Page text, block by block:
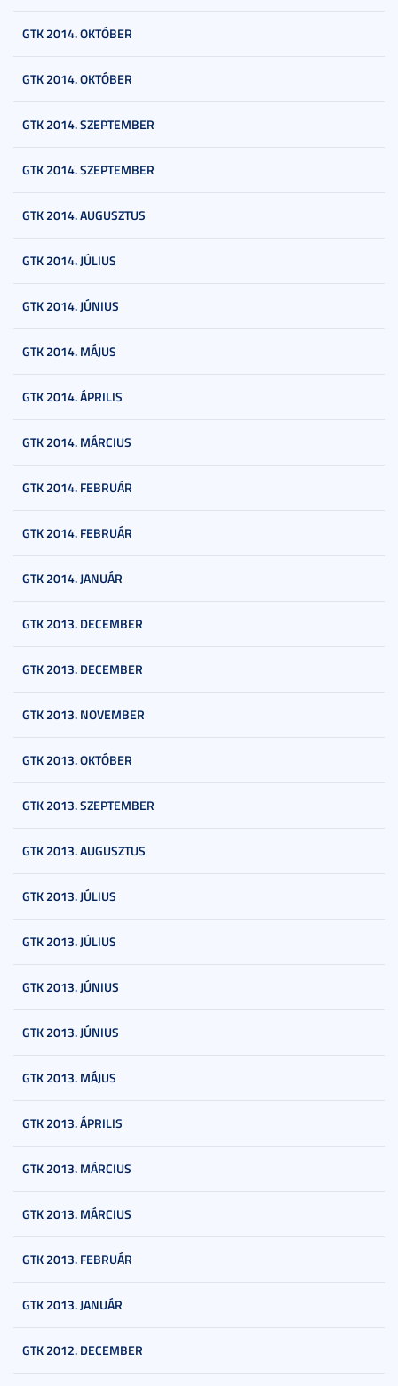
GTK 2014. OKTÓBER
GTK 2014. OKTÓBER
GTK 2014. SZEPTEMBER
GTK 2014. SZEPTEMBER
GTK 2014. AUGUSZTUS
GTK 2014. JÚLIUS
GTK 2014. JÚNIUS
GTK 2014. MÁJUS
GTK 2014. ÁPRILIS
GTK 2014. MÁRCIUS
GTK 2014. FEBRUÁR
GTK 2014. FEBRUÁR
GTK 2014. JANUÁR
GTK 2013. DECEMBER
GTK 2013. DECEMBER
GTK 2013. NOVEMBER
GTK 2013. OKTÓBER
GTK 2013. SZEPTEMBER
GTK 2013. AUGUSZTUS
GTK 2013. JÚLIUS
GTK 2013. JÚLIUS
GTK 2013. JÚNIUS
GTK 2013. JÚNIUS
GTK 2013. MÁJUS
GTK 2013. ÁPRILIS
GTK 2013. MÁRCIUS
GTK 2013. MÁRCIUS
GTK 2013. FEBRUÁR
GTK 2013. JANUÁR
GTK 2012. DECEMBER